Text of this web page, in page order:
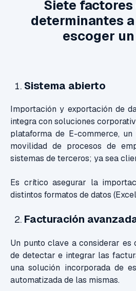
Siete factores
determinantes
escoger un
Sistema abierto
Importación y exportación de
integra con soluciones
plataforma de E-commerce, un
movilidad de procesos de
sistemas de terceros; ya sea
Es crítico asegurar la
distintos formatos de datos
Facturación
Un punto clave a considerar es
de detectar e integrar las
una solución incorporada de
automatizada de las mismas.